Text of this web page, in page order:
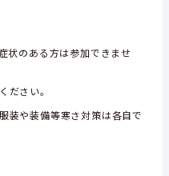
のある方は参加できませ
さい。
や装備等寒さ対策は各自で